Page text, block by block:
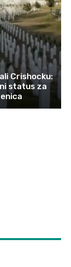
Crishocku:
status za